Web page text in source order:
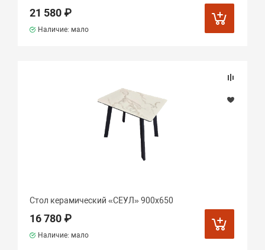
21 580 ₽
Наличие: мало
Стол керамический «СЕУЛ» 900х650
16 780 ₽
Наличие: мало